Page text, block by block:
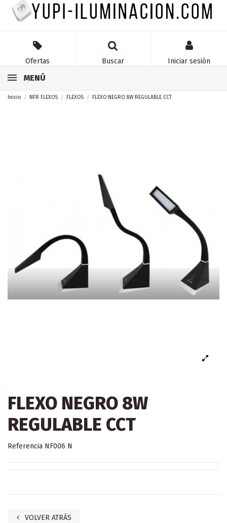
Ofertas Buscar Iniciar sesión
MENÚ
Inicio NFR FLEXOS FLEXOS FLEXO NEGRO 8W REGULABLE CCT
FLEXO NEGRO 8W
REGULABLE CCT
Referencia NF006 N
VOLVER ATRÁS